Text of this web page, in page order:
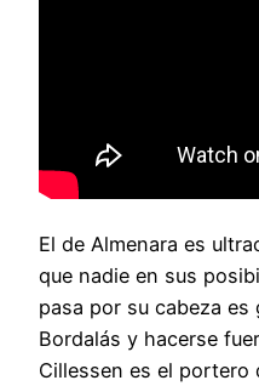
El de Almenara es
que nadie en sus
pasa por su cabeza
Bordalás y hacerse
Cillessen es el portero